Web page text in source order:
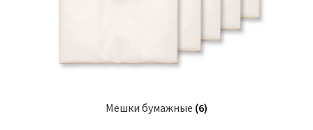
Мешки бумажные (6)